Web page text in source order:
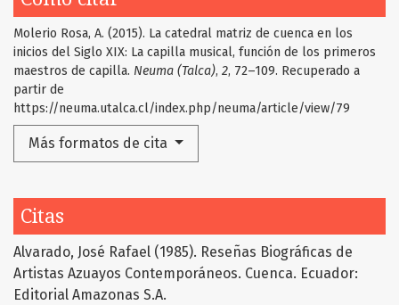
Molerio Rosa, A. (2015). La catedral matriz de cuenca en los
inicios del Siglo XIX: La capilla musical, función de los primeros
maestros de capilla. Neuma (Talca), 2, 72–109. Recuperado a
partir de
https://neuma.utalca.cl/index.php/neuma/article/view/79
Más formatos de cita
Citas
Alvarado, José Rafael (1985). Reseñas Biográficas de
Artistas Azuayos Contemporáneos. Cuenca. Ecuador:
Editorial Amazonas S.A.